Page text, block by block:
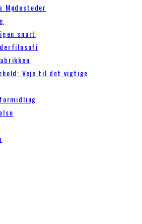
Mødesteder
snart
Veje til det vigtige